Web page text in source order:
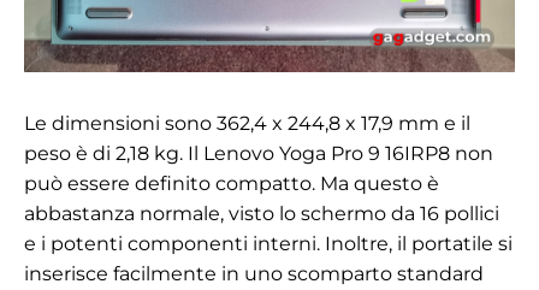
Le dimensioni sono 362,4 x 244,8 x 17,9 mm e il
peso è di 2,18 kg. Il Lenovo Yoga Pro 9 16IRP8 non
può essere definito compatto. Ma questo è
abbastanza normale, visto lo schermo da 16 pollici
e i potenti componenti interni. Inoltre, il portatile si
inserisce facilmente in uno scomparto standard